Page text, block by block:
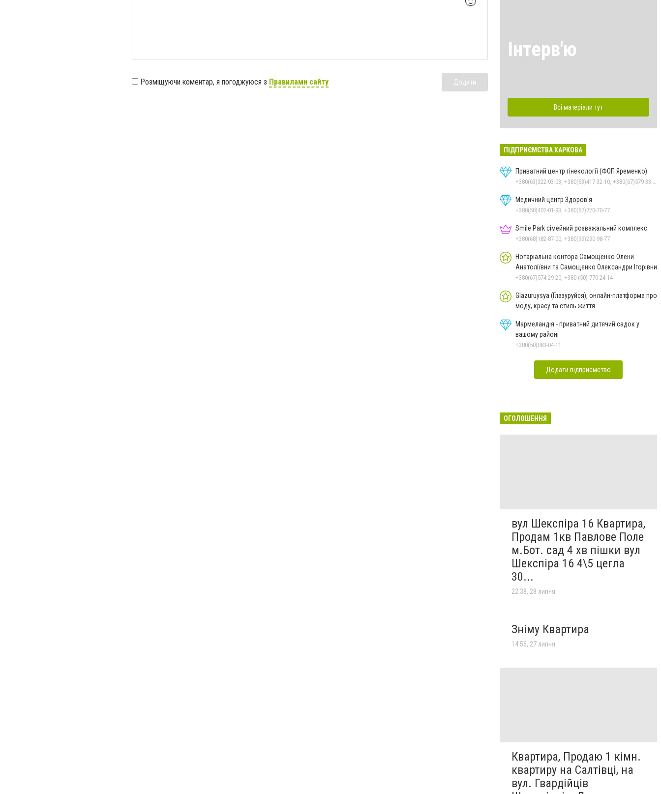
Розміщуючи коментар, я погоджуюся з Правилами сайту Додати
Інтерв'ю
Всі матеріали тут
ПІДПРИЄМСТВА ХАРКОВА
Приватний центр гінекології (ФОП Яременко)
Медичний центр Здоров'я
+380(50)402-01-93, +380(67)720-70-77
Smile Park сімейний розважальний комплекс
+380(68)182-87-00, +380(99)290-98-77
Нотаріальна контора Самощенко Олени
Анатоліївни та Самощенко Олександри Ігорівни
+380(67)574-29-20, +380 (50) 770-24-14
Glazuruysya (Глазуруйся), онлайн-платформа про
моду, красу та стиль життя
Мармеландія - приватний дитячий садок у
вашому районі
+380(50)083-04-11
Додати підприємство
ОГОЛОШЕННЯ
вул Шекспіра 16 Квартира,
Продам 1кв Павлове Поле
м.Бот. сад 4 хв пішки вул
Шекспіра 16 4\5 цегла
30...
22:38, 28 липня
Зніму Квартира
14:56, 27 липня
Квартира, Продаю 1 кімн.
квартиру на Салтівці, на
вул. Гвардійців